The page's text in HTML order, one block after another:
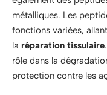
métalliques. Les
fonctions variées,
la réparation tissulaire
rôle dans la
protection contre les